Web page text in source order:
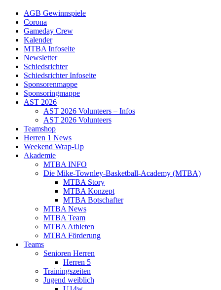
AGB Gewinnspiele
Corona
Gameday Crew
Kalender
MTBA Infoseite
Newsletter
Schiedsrichter
Schiedsrichter Infoseite
Sponsorenmappe
Sponsoringmappe
AST 2026
AST 2026 Volunteers – Infos
AST 2026 Volunteers
Teamshop
Herren 1 News
Weekend Wrap-Up
Akademie
MTBA INFO
Die Mike-Townley-Basketball-Academy (MTBA)
MTBA Story
MTBA Konzept
MTBA Botschafter
MTBA News
MTBA Team
MTBA Athleten
MTBA Förderung
Teams
Senioren Herren
Herren 5
Trainingszeiten
Jugend weiblich